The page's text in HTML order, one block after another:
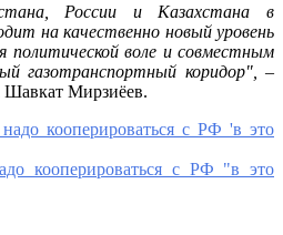
России и Казахстана в
на качественно новый уровень
политической воле и совместным
газотранспортный коридор",
–
Шавкат Мирзиёев.
кооперироваться с РФ "в это